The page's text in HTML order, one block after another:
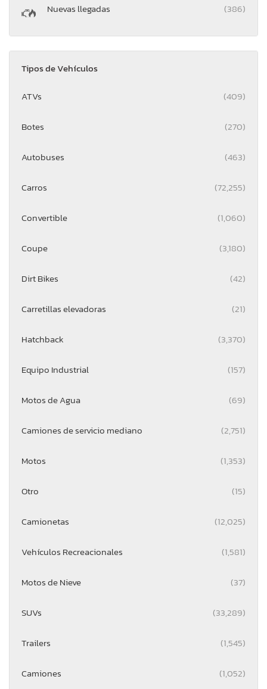
Nuevas llegadas (386)
Tipos de Vehículos
ATVs (409)
Botes (270)
Autobuses (463)
Carros (72,255)
Convertible (1,060)
Coupe (3,180)
Dirt Bikes (42)
Carretillas elevadoras (21)
Hatchback (3,370)
Equipo Industrial (157)
Motos de Agua (69)
Camiones de servicio mediano (2,751)
Motos (1,353)
Otro (15)
Camionetas (12,025)
Vehículos Recreacionales (1,581)
Motos de Nieve (37)
SUVs (33,289)
Trailers (1,545)
Camiones (1,052)